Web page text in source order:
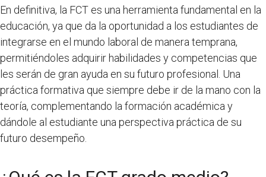
En definitiva, la FCT es una herramienta fundamental en la
educación, ya que da la oportunidad a los estudiantes de
integrarse en el mundo laboral de manera temprana,
permitiéndoles adquirir habilidades y competencias que
les serán de gran ayuda en su futuro profesional. Una
práctica formativa que siempre debe ir de la mano con la
teoría, complementando la formación académica y
dándole al estudiante una perspectiva práctica de su
futuro desempeño.